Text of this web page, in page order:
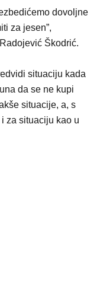
dovoljne
za jesen”,
Škodrić.
situaciju kada
da se ne kupi
situacije, a, s
za situaciju kao u